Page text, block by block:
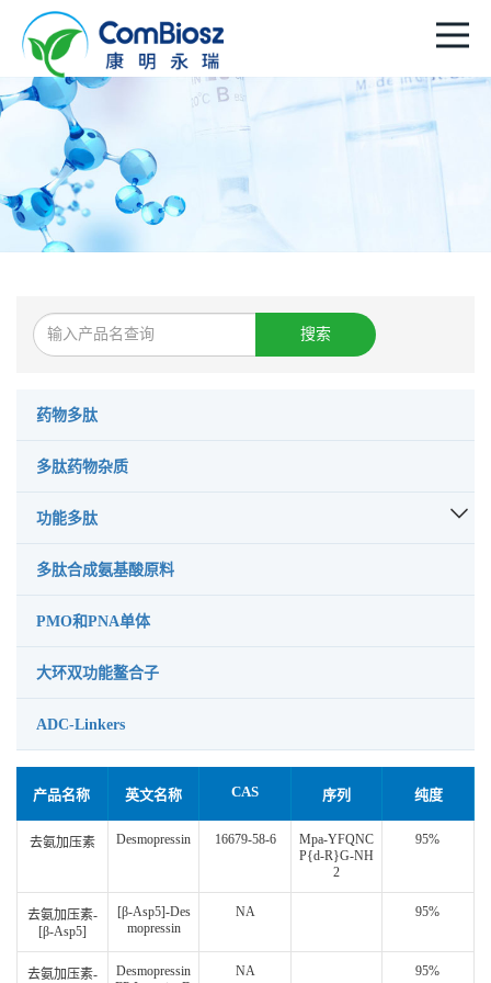
搜索
药物多肽
多肽药物杂质
功能多肽
多肽合成氨基酸原料
PMO和PNA单体
大环双功能鳌合子
ADC-Linkers
产品名称 英文名称 CAS 序列 纯度
去氨加压素 Desmopressin 16679-58-6
Mpa-YFQNC
P{d-R}G-NH
2
95%
去氨加压素-
[β-Asp5]
[β-Asp5]-Des
mopressin
NA 95%
去氨加压素-
Desmopressin
NA 95%